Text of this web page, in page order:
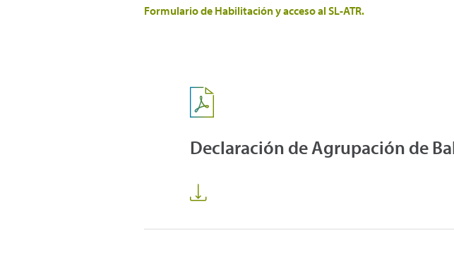
Formulario de Habilitación y acceso al SL-ATR.
Declaración de Agrupación de